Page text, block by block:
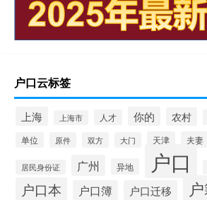
户口云标签
上海 上海市 人才 你的 农村
单位 原件 双方 大门 天津 夫妻
居民身份证 广州 异地 户口
户口本 户口簿 户口迁移